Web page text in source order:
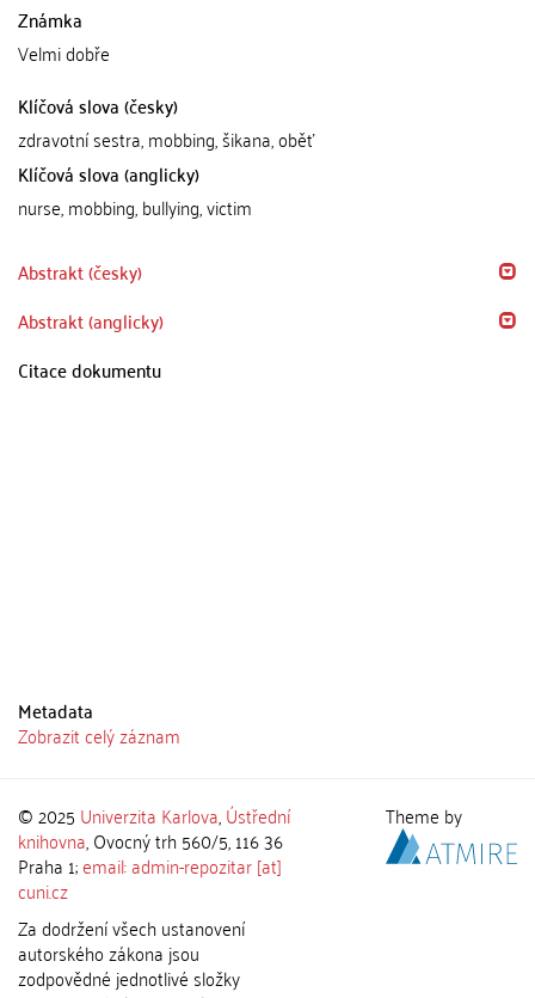
Známka
Velmi dobře
Klíčová slova (česky)
zdravotní sestra, mobbing, šikana, oběť
Klíčová slova (anglicky)
nurse, mobbing, bullying, victim
Abstrakt (česky)
Abstrakt (anglicky)
Citace dokumentu
Metadata
Zobrazit celý záznam
© 2025 Univerzita Karlova,Ústřední
knihovna, Ovocný trh 560/5, 116 36
Praha 1;email: admin-repozitar [at]
cuni.cz
Za dodržení všech ustanovení
autorského zákona jsou
zodpovědné jednotlivé složky
Theme by